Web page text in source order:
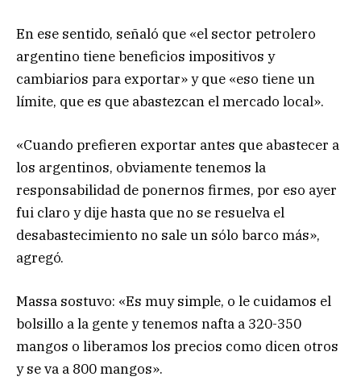
En ese sentido, señaló que «el sector petrolero
argentino tiene beneficios impositivos y
cambiarios para exportar» y que «eso tiene un
límite, que es que abastezcan el mercado local».
«Cuando prefieren exportar antes que abastecer a
los argentinos, obviamente tenemos la
responsabilidad de ponernos firmes, por eso ayer
fui claro y dije hasta que no se resuelva el
desabastecimiento no sale un sólo barco más»,
agregó.
Massa sostuvo: «Es muy simple, o le cuidamos el
bolsillo a la gente y tenemos nafta a 320-350
mangos o liberamos los precios como dicen otros
y se va a 800 mangos».